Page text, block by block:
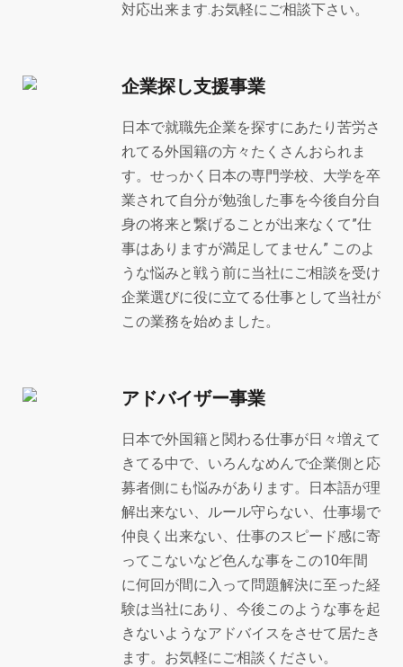
対応出来ます.お気軽にご相談下さい。
企業探し支援事業
日本で就職先企業を探すにあたり苦労さ
れてる外国籍の方々たくさんおられま
す。せっかく日本の専門学校、大学を卒
業されて自分が勉強した事を今後自分自
身の将来と繋げることが出来なくて”仕
事はありますが満足してません” このよ
うな悩みと戦う前に当社にご相談を受け
企業選びに役に立てる仕事として当社が
この業務を始めました。
アドバイザー事業
日本で外国籍と関わる仕事が日々増えて
きてる中で、いろんなめんで企業側と応
募者側にも悩みがあります。日本語が理
解出来ない、ルール守らない、仕事場で
仲良く出来ない、仕事のスピード感に寄
ってこないなど色んな事をこの10年間
に何回が間に入って問題解決に至った経
験は当社にあり、今後このような事を起
きないようなアドバイスをさせて居たき
ます。お気軽にご相談ください。